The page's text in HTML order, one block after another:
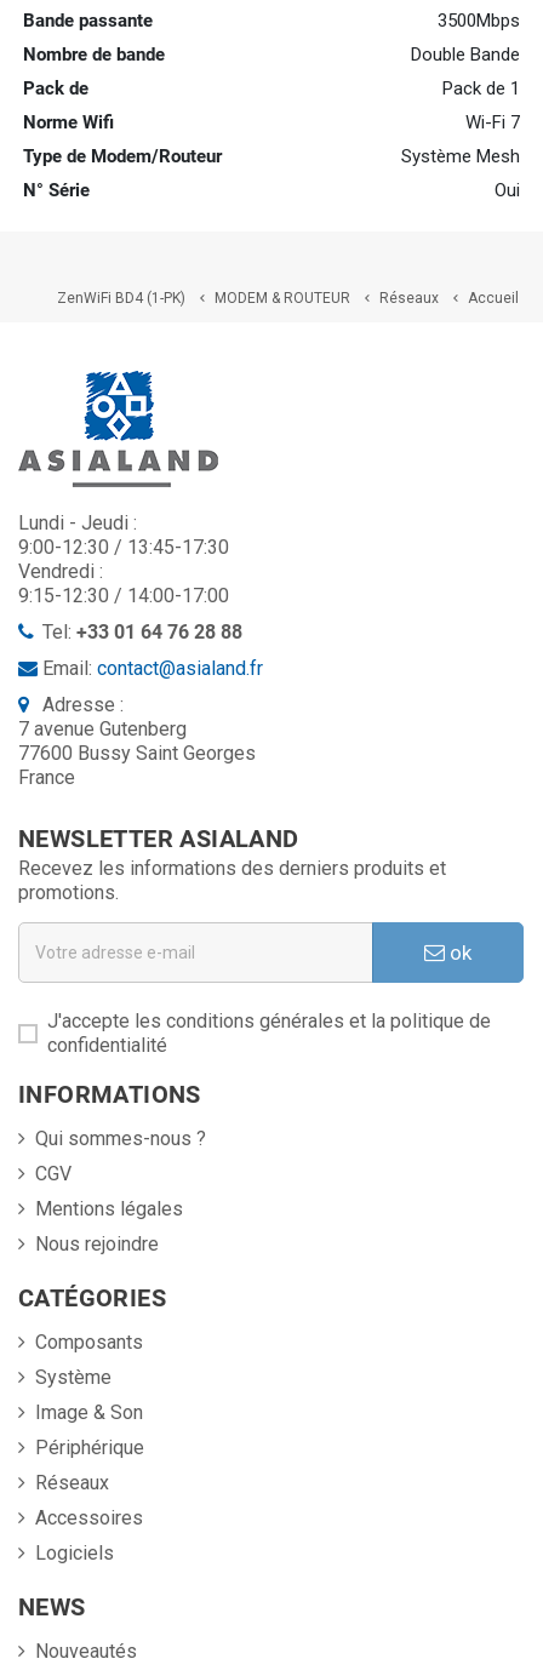
Bande passante
3500Mbps
Nombre de bande
Double Bande
Pack de
Pack de 1
Norme Wifi
Wi-Fi 7
Type de Modem/Routeur
Système Mesh
N° Série
Oui
Accueil

Réseaux

MODEM & ROUTEUR

ZenWiFi BD4 (1-PK)
Lundi - Jeudi :
9:00-12:30 / 13:45-17:30
Vendredi :
9:15-12:30 / 14:00-17:00
Tel: +33 01 64 76 28 88
Email: contact@asialand.fr
Adresse :
7 avenue Gutenberg
77600 Bussy Saint Georges
France
NEWSLETTER ASIALAND
Recevez les informations des derniers produits et
promotions.
ok
J'accepte les conditions générales et la politique de
confidentialité
INFORMATIONS
Qui sommes-nous ?
CGV
Mentions légales
Nous rejoindre
CATÉGORIES
Composants
Système
Image & Son
Périphérique
Réseaux
Accessoires
Logiciels
NEWS
Nouveautés